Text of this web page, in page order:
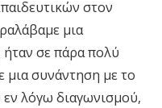
στον
μια
σε πάρα πολύ
μια συνάντηση με το
λόγω διαγωνισμού,